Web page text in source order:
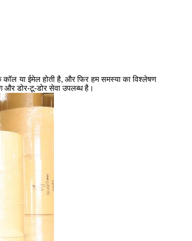
या ईमेल होती है, और फिर हम समस्या का विश्लेषण
डोर-टू-डोर सेवा उपलब्ध है।